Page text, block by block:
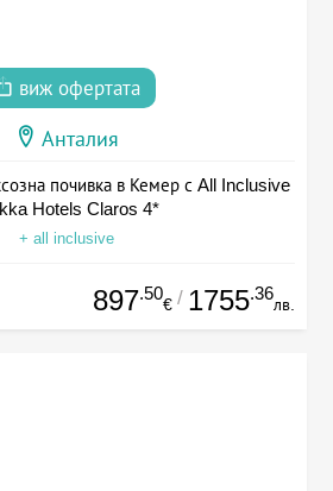
виж офертата
Анталия
почивка в Кемер с All Inclusive
Hotels Claros 4*
+ all inclusive
897.50
€ / 1755.36
лв.